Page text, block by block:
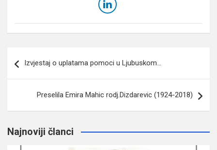
članaka
Izvjestaj o uplatama pomoci u Ljubuskom…
Preselila Emira Mahic rodj.Dizdarevic (1924-2018)
Najnoviji članci